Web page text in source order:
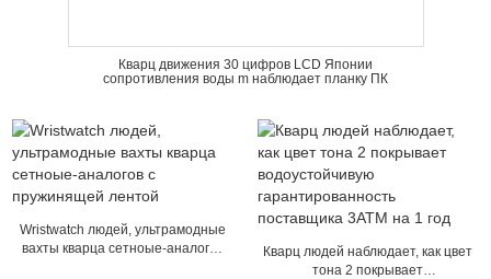
Кварц движения 30 цифров LCD Японии
сопротивления воды m наблюдает планку ПК
Wristwatch людей, ультрамодные
вахты кварца сетноые-аналогов
Кварц людей наблюдает, как цвет
тона 2 покрывает